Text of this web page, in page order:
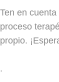
Ten en
proceso
propio.
.